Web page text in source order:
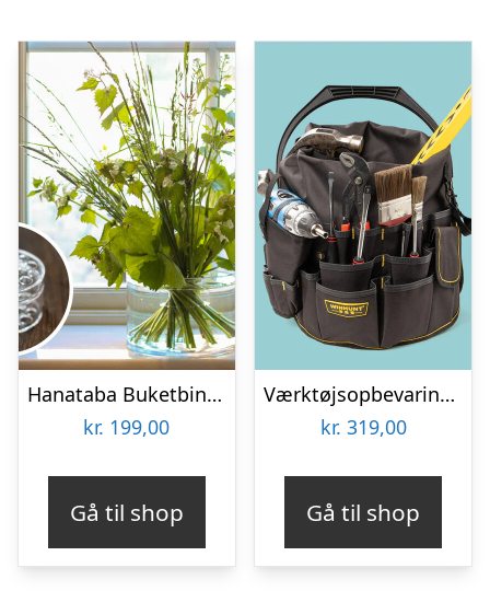
Hanataba Buketbinder
kr. 199,00
Gå til shop
Værktøjsopbevaring til spand
kr. 319,00
Gå til shop